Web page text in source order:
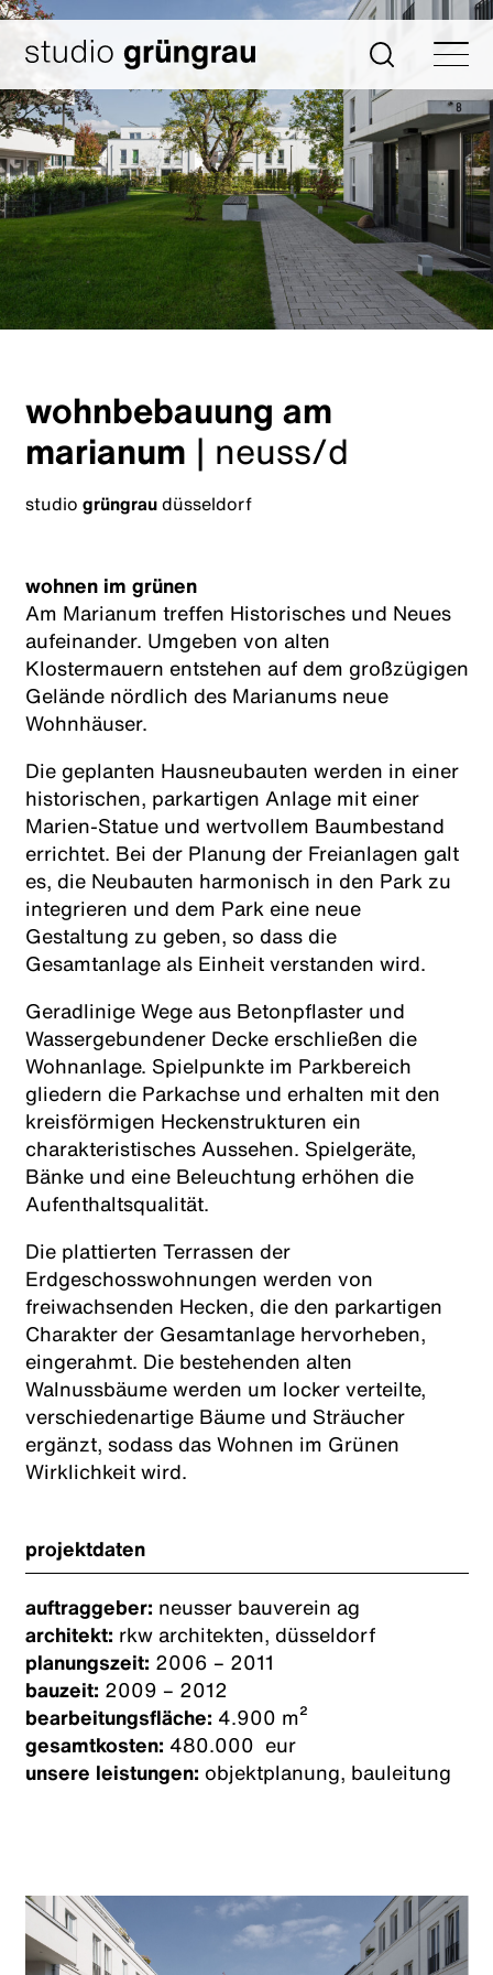
Zum
Inhalt
springen
Startseite Suche
wohnbebauung am
marianum | neuss/d
studio grüngraudüsseldorf
wohnen im grünen
Am Marianum treffen Historisches und Neues
aufeinander. Umgeben von alten
Klostermauern entstehen auf dem großzügigen
Gelände nördlich des Marianums neue
Wohnhäuser.
Die geplanten Hausneubauten werden in einer
historischen, parkartigen Anlage mit einer
Marien-Statue und wertvollem Baumbestand
errichtet. Bei der Planung der Freianlagen galt
es, die Neubauten harmonisch in den Park zu
integrieren und dem Park eine neue
Gestaltung zu geben, so dass die
Gesamtanlage als Einheit verstanden wird.
Geradlinige Wege aus Betonpflaster und
Wassergebundener Decke erschließen die
Wohnanlage. Spielpunkte im Parkbereich
gliedern die Parkachse und erhalten mit den
kreisförmigen Heckenstrukturen ein
charakteristisches Aussehen. Spielgeräte,
Bänke und eine Beleuchtung erhöhen die
Aufenthaltsqualität.
Die plattierten Terrassen der
Erdgeschosswohnungen werden von
freiwachsenden Hecken, die den parkartigen
Charakter der Gesamtanlage hervorheben,
eingerahmt. Die bestehenden alten
Walnussbäume werden um locker verteilte,
verschiedenartige Bäume und Sträucher
ergänzt, sodass das Wohnen im Grünen
Wirklichkeit wird.
projektdaten
auftraggeber: neusser bauverein ag
architekt: rkw architekten, düsseldorf
planungszeit: 2006 – 2011
bauzeit: 2009 – 2012
bearbeitungsfläche: 4.900 m²
gesamtkosten: 480.000 eur
unsere leistungen: objektplanung, bauleitung